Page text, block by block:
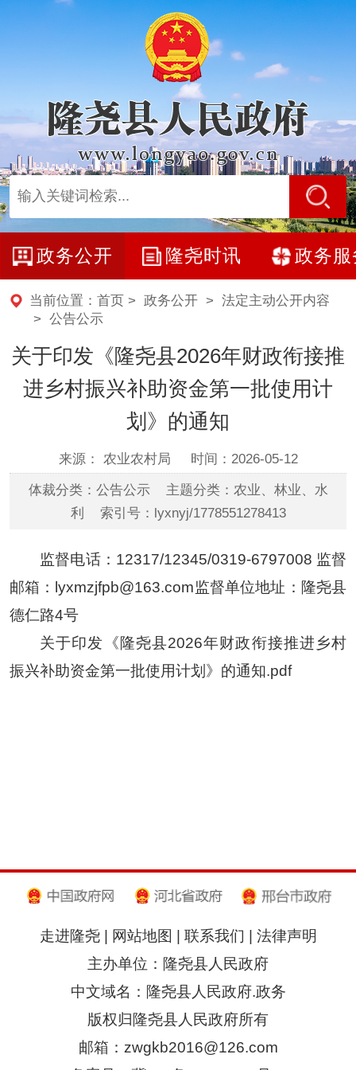
政务公开 隆尧时讯 政务服
当前位置： 首页 > 政务公开> 法定主动公开内容
> 公告公示
关于印发《隆尧县2026年财政衔接推
进乡村振兴补助资金第一批使用计
划》的通知
来源： 农业农村局 时间：2026-05-12
体裁分类：公告公示 主题分类：农业、林业、水
利 索引号：lyxnyj/1778551278413
监督电话：12317/12345/0319-6797008 监督
邮箱：lyxmzjfpb@163.com监督单位地址：隆尧县
德仁路4号
关于印发《隆尧县2026年财政衔接推进乡村
振兴补助资金第一批使用计划》的通知.pdf
走进隆尧| 网站地图 联系我们
法律声明
主办单位：隆尧县人民政府
中文域名：隆尧县人民政府.政务
版权归隆尧县人民政府所有
邮箱：zwgkb2016@126.com